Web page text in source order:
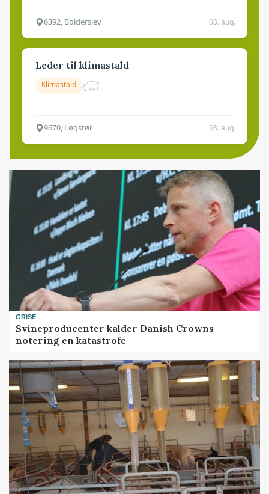
6392, Bolderslev 03. aug.
Leder til klimastald
Klimastald
9670, Løgstør 03. aug.
GRISE
Svineproducenter kalder Danish Crowns
notering en katastrofe